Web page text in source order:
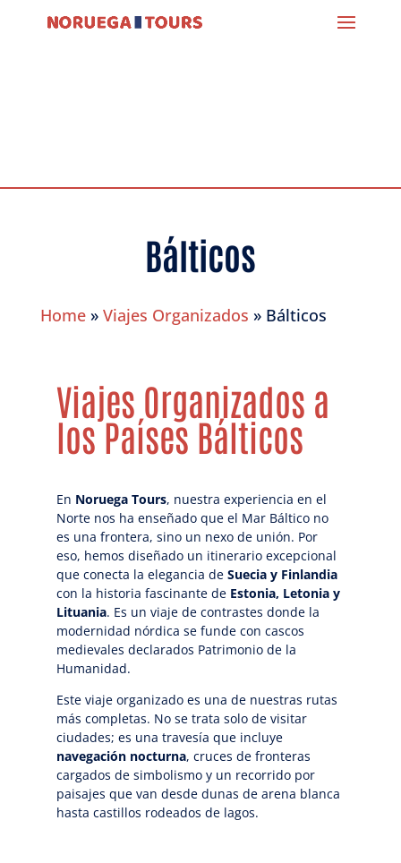
Bálticos
Home» Viajes Organizados » Bálticos
Viajes Organizados a
los Países Bálticos
En Noruega Tours, nuestra experiencia en el
Norte nos ha enseñado que el Mar Báltico no
es una frontera, sino un nexo de unión. Por
eso, hemos diseñado un itinerario excepcional
que conecta la elegancia de Suecia y Finlandia
con la historia fascinante de Estonia, Letonia y
Lituania. Es un viaje de contrastes donde la
modernidad nórdica se funde con cascos
medievales declarados Patrimonio de la
Humanidad.
Este viaje organizado es una de nuestras rutas
más completas. No se trata solo de visitar
ciudades; es una travesía que incluye
navegación nocturna, cruces de fronteras
cargados de simbolismo y un recorrido por
paisajes que van desde dunas de arena blanca
hasta castillos rodeados de lagos.